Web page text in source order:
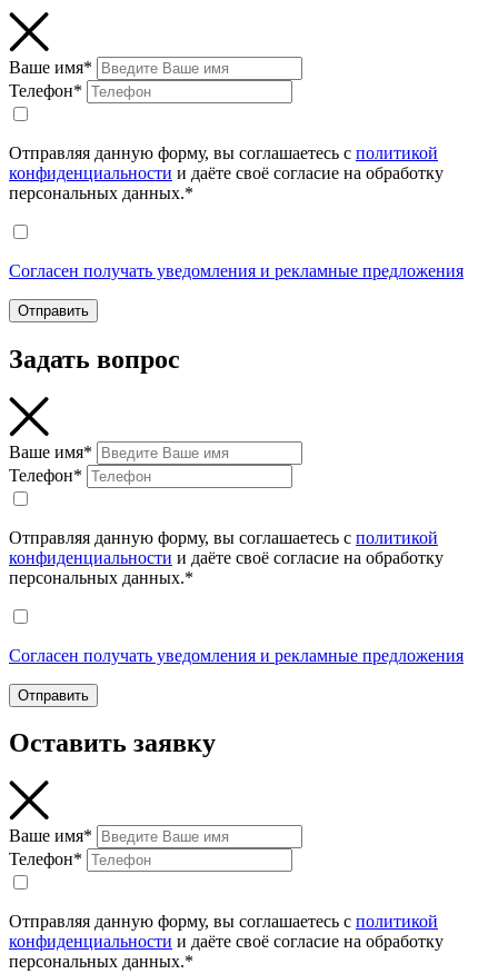
Ваше имя*
Телефон*
Отправляя данную форму, вы соглашаетесь с политикой
конфиденциальности и даёте своё согласие на обработку
персональных данных.*
Согласен получать уведомления и рекламные предложения
Отправить
Задать вопрос
Ваше имя*
Телефон*
Отправляя данную форму, вы соглашаетесь с политикой
конфиденциальности и даёте своё согласие на обработку
персональных данных.*
Согласен получать уведомления и рекламные предложения
Отправить
Оставить заявку
Ваше имя*
Телефон*
Отправляя данную форму, вы соглашаетесь с политикой
конфиденциальности и даёте своё согласие на обработку
персональных данных.*